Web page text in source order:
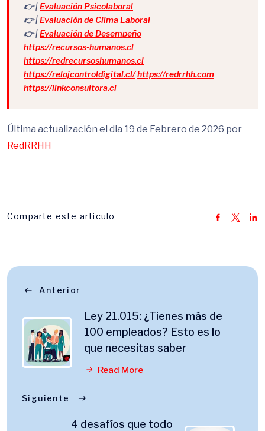
👉 |Evaluación Psicolaboral
👉 |Evaluación de Clima Laboral
👉 |Evaluación de Desempeño
https://recursos-humanos.cl
https://redrecursoshumanos.cl
https://relojcontroldigital.cl/https://redrrhh.com
https://linkconsultora.cl
Última actualización el dia 19 de Febrero de 2026 por
RedRRHH
Comparte este articulo
Anterior
Ley 21.015: ¿Tienes más de
100 empleados? Esto es lo
que necesitas saber
Read More
Siguiente
4 desafíos que todo